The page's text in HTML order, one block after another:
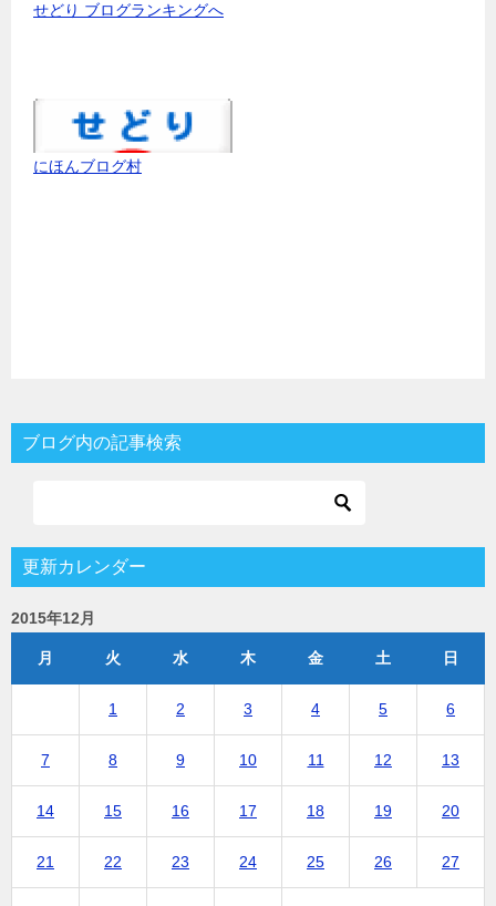
せどり ブログランキングへ
にほんブログ村
ブログ内の記事検索
更新カレンダー
2015年12月
月 火 水 木 金 土 日
1 2 3 4 5 6
7 8 9 10 11 12 13
14 15 16 17 18 19 20
21 22 23 24 25 26 27